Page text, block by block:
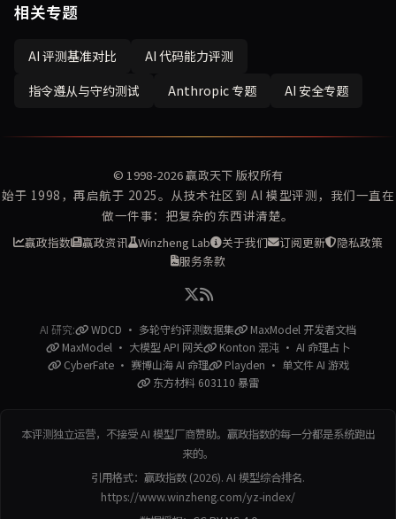
相关专题
AI 评测基准对比
AI 代码能力评测
指令遵从与守约测试
Anthropic 专题 AI 安全专题
© 1998-2026赢政天下 版权所有
始于 1998，再启航于 2025。从技术社区到 AI 模型评测，我们一直在
做一件事：把复杂的东西讲清楚。
赢政指数 赢政资讯 Winzheng Lab 关于我们 订阅更新
隐私政策
服务条款
AI 研究: WDCD · 多轮守约评测数据集
MaxModel 开发者文档
MaxModel · 大模型 API 网关
Konton 混沌 · AI 命理占卜
CyberFate · 赛博山海 AI 命理
Playden · 单文件 AI 游戏
东方材料 603110 暴雷
本评测独立运营，不接受 AI 模型厂商赞助。赢政指数的每一分都是系统跑出
来的。
引用格式：赢政指数 (2026). AI 模型综合排名.
https://www.winzheng.com/yz-index/